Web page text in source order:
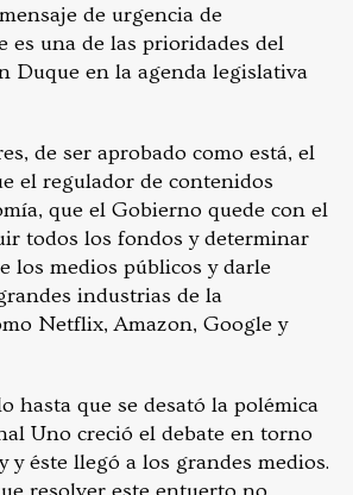
de urgencia de
es una de las prioridades del
Duque en la agenda legislativa
de ser aprobado como está, el
el regulador de contenidos
que el Gobierno quede con el
todos los fondos y determinar
los medios públicos y darle
industrias de la
Netflix, Amazon, Google y
hasta que se desató la polémica
Uno creció el debate en torno
y éste llegó a los grandes medios.